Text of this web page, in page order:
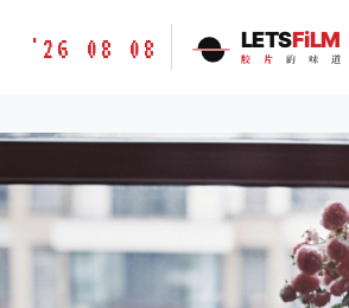
胶
味
'26 08 08 LETSFiLM
胶 片 的 味 道